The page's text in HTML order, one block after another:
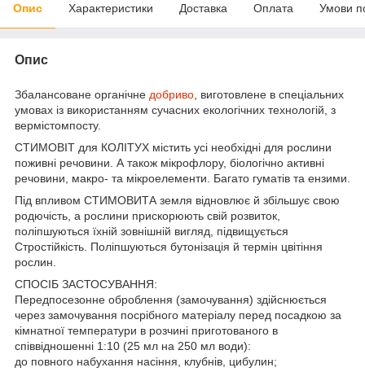
Опис Характеристики Доставка Оплата Умови
Опис
Збалансоване органічне добриво , виготовлене в спеціальних
умовах із використанням сучасних екологічних технологій, з
вермістомпосту.
СТИМОВІТ для КОЛІТУХ містить усі необхідні для рослини
поживні речовини. А також мікрофлору, біологічно активні
речовини, макро- та мікроелементи. Багато гуматів та ензими.
Під впливом СТИМОВИТА земля відновлює й збільшує свою
родючість, а рослини прискорюють свій розвиток,
поліпшуються їхній зовнішній вигляд, підвищується
Стростійкість. Поліпшуються бутонізація й термін цвітіння
рослин.
СПОСІБ ЗАСТОСУВАННЯ:
Передпосезонне оброблення (замочування) здійснюється
через замочування посрібного матеріалу перед посадкою за
кімнатної температури в розчині приготованого в
співвідношенні 1:10 (25 мл на 250 мл води):
до повного набухання насіння, клубнів, цибулин;